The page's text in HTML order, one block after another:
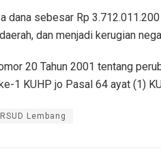
sebesar Rp
dan menjadi kerugian
20 Tahun 2001 tentang
1 KUHP jo Pasal 64 ayat (1)
RSUD Lembang